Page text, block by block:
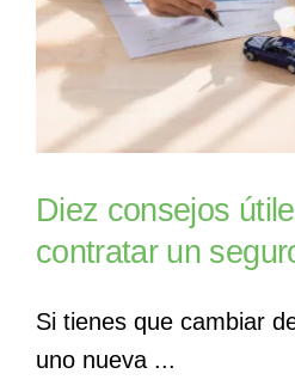
Diez consejos
contratar un
Si tienes que cambiar
uno nueva ...